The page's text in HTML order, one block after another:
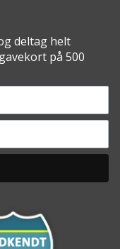
deltag helt
på 500